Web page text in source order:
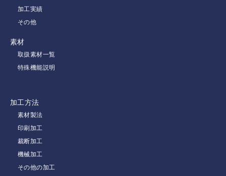
加工実績
その他
素材
取扱素材一覧
特殊機能説明
加工方法
素材製法
印刷加工
裁断加工
機械加工
その他の加工